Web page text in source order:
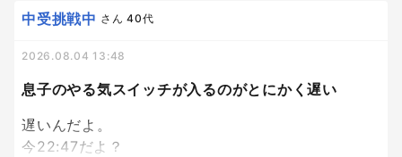
笑
それなりに種類もあるなかで選べて、
Ｗ抽選付のものだったんだけど、
もうそっちの抽選外れても満足。笑
息子のやる気スイッチが入るのがとにかく遅い
中受挑戦中 さん 40代
2026.08.04 13:48
遅いんだよ。
今22:47だよ？